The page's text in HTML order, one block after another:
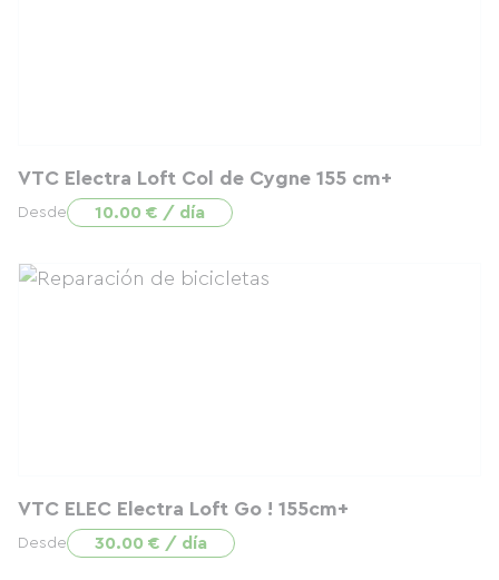
VTC Electra Loft Col de Cygne 155 cm+
Desde 10.00 € / día
VTC ELEC Electra Loft Go ! 155cm+
Desde 30.00 € / día